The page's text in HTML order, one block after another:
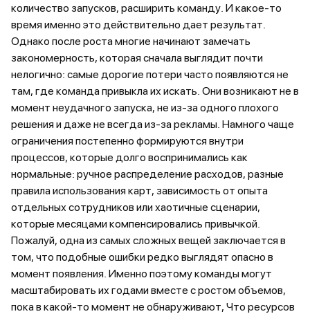
количество запусков, расширить команду. И какое-то
время именно это действительно дает результат.
Однако после роста многие начинают замечать
закономерность, которая сначала выглядит почти
нелогично: самые дорогие потери часто появляются не
там, где команда привыкла их искать. Они возникают не в
момент неудачного запуска, не из-за одного плохого
решения и даже не всегда из-за рекламы. Намного чаще
ограничения постепенно формируются внутри
процессов, которые долго воспринимались как
нормальные: ручное распределение расходов, разные
правила использования карт, зависимость от опыта
отдельных сотрудников или хаотичные сценарии,
которые месяцами компенсировались привычкой.
Пожалуй, одна из самых сложных вещей заключается в
том, что подобные ошибки редко выглядят опасно в
момент появления. Именно поэтому команды могут
масштабировать их годами вместе с ростом объемов,
пока в какой-то момент не обнаруживают, Что ресурсов